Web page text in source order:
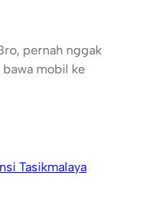
pernah nggak
mobil ke